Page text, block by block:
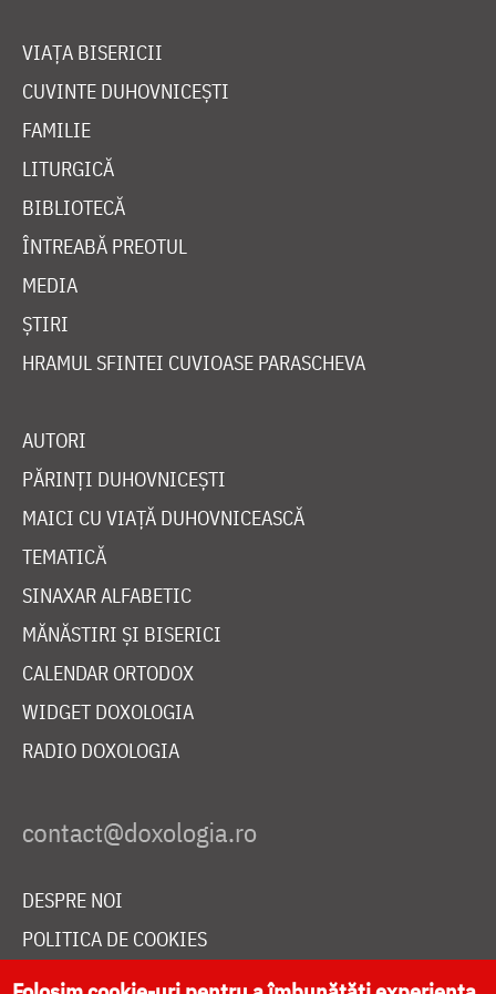
VIAȚA BISERICII
CUVINTE DUHOVNICEȘTI
FAMILIE
LITURGICĂ
BIBLIOTECĂ
ÎNTREABĂ PREOTUL
MEDIA
ȘTIRI
HRAMUL SFINTEI CUVIOASE PARASCHEVA
AUTORI
PĂRINȚI DUHOVNICEȘTI
MAICI CU VIAȚĂ DUHOVNICEASCĂ
TEMATICĂ
SINAXAR ALFABETIC
MĂNĂSTIRI ȘI BISERICI
CALENDAR ORTODOX
WIDGET DOXOLOGIA
RADIO DOXOLOGIA
DESPRE NOI
POLITICA DE COOKIES
DONEAZĂ ONLINE PENTRU CATEDRALA NAȚIONALĂ